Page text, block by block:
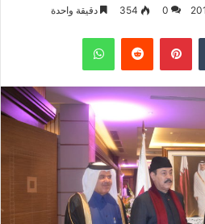
0
354 دقيقة واحدة
بينتيريست واتساب